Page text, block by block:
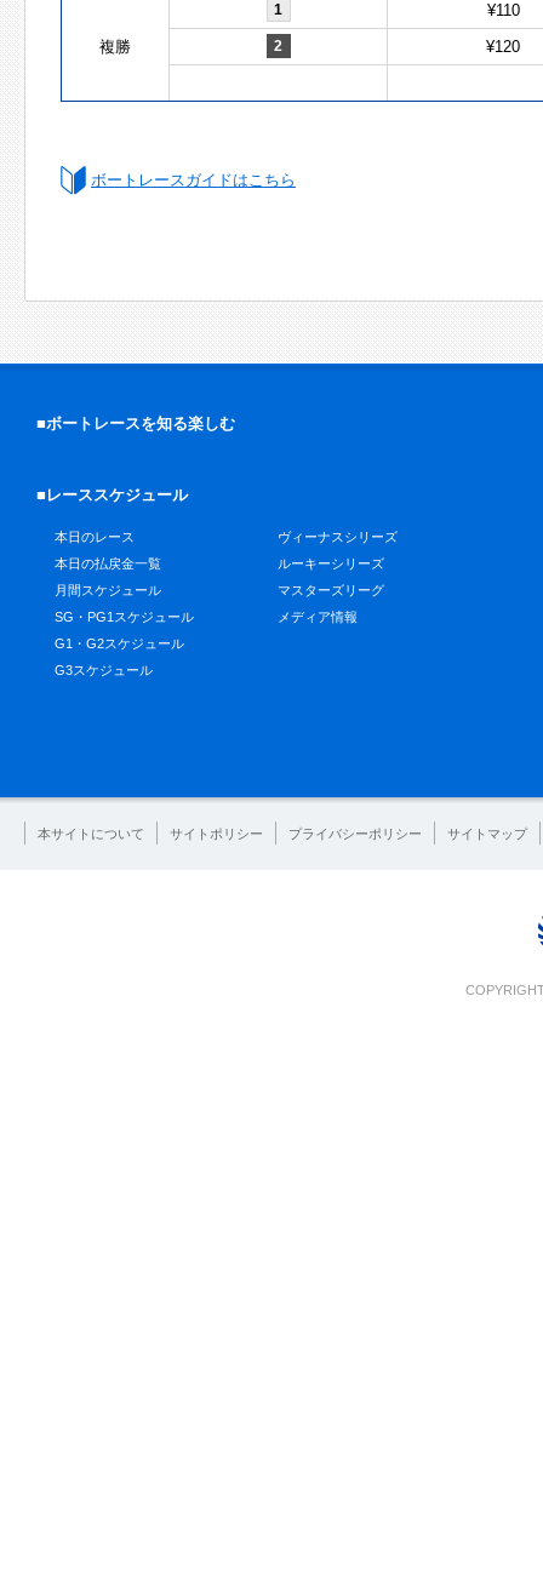
複勝
1 ¥110
2 ¥120
ボートレースガイドはこちら
■ボートレースを知る楽しむ
■レーススケジュール
本日のレース
本日の払戻金一覧
月間スケジュール
SG・PG1スケジュール
G1・G2スケジュール
G3スケジュール
ヴィーナスシリーズ
ルーキーシリーズ
マスターズリーグ
メディア情報
本サイトについて サイトポリシー プライバシーポリシー サイトマップ